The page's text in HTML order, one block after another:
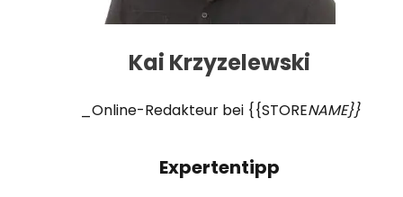
Kai Krzyzelewski
_Online-Redakteur bei {{STORENAME}}
Expertentipp